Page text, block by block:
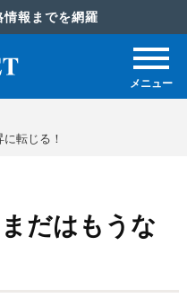
報までを網羅
メニュー
転じる！
だはもうな